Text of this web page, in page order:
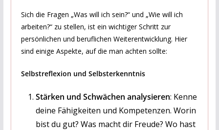
Sich die Fragen „Was will ich sein?“ und „Wie will ich
arbeiten?“ zu stellen, ist ein wichtiger Schritt zur
persönlichen und beruflichen Weiterentwicklung. Hier
sind einige Aspekte, auf die man achten sollte:
Selbstreflexion und Selbsterkenntnis
Stärken und Schwächen analysieren: Kenne
deine Fähigkeiten und Kompetenzen. Worin
bist du gut? Was macht dir Freude? Wo hast